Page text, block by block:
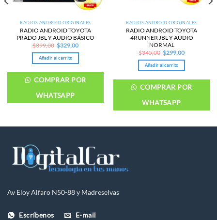
RADIOS ANDROID ORIGINALES
RADIO ANDROID TOYOTA
PRADO JBL Y AUDIO BÁSICO
$399,00 Original
price
was:
$399,00.
$329,00Current
Añadir al carrito
COMPRAR POR
WHATSAPP
RADIOS ANDROID ORIGINALES
RADIO ANDROID TOYOTA
4RUNNER JBL Y AUDIO
NORMAL
$345,00 Original
price
was:
$345,00.
$299,00Current
Añadir al carrito
COMPRAR POR
WHATSAPP
Av Eloy Alfaro N50-88 y Madreselvas
Escríbenos E-mail